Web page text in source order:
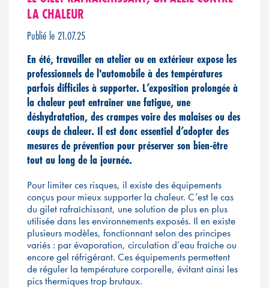
LA CHALEUR
Publié le 21.07.25
En été, travailler en atelier ou en extérieur expose les
professionnels de l'automobile à des températures
parfois difficiles à supporter. L’exposition prolongée à
la chaleur peut entraîner une fatigue, une
déshydratation, des crampes voire des malaises ou des
coups de chaleur. Il est donc essentiel d’adopter des
mesures de prévention pour préserver son bien-être
tout au long de la journée.
Pour limiter ces risques, il existe des équipements
conçus pour mieux supporter la chaleur. C’est le cas
du gilet rafraîchissant, une solution de plus en plus
utilisée dans les environnements exposés. Il en existe
plusieurs modèles, fonctionnant selon des principes
variés : par évaporation, circulation d’eau fraîche ou
encore gel réfrigérant. Ces équipements permettent
de réguler la température corporelle, évitant ainsi les
pics thermiques trop brutaux.